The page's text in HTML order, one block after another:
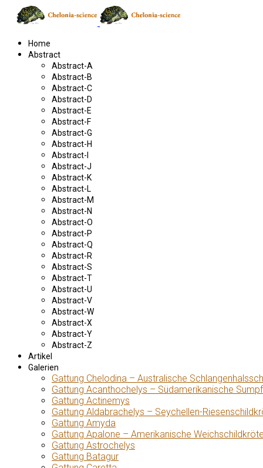
Home
Abstract
Abstract-A
Abstract-B
Abstract-C
Abstract-D
Abstract-E
Abstract-F
Abstract-G
Abstract-H
Abstract-I
Abstract-J
Abstract-K
Abstract-L
Abstract-M
Abstract-N
Abstract-O
Abstract-P
Abstract-Q
Abstract-R
Abstract-S
Abstract-T
Abstract-U
Abstract-V
Abstract-W
Abstract-X
Abstract-Y
Abstract-Z
Artikel
Galerien
Gattung Chelodina – Australische
Gattung Acanthochelys – Südamerikanische
Gattung Actinemys
Gattung Aldabrachelys – Seychellen-
Gattung Amyda
Gattung Apalone – Amerikanische
Gattung Astrochelys
Gattung Batagur